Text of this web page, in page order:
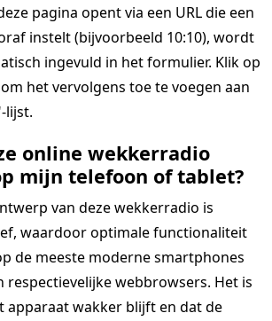
pagina opent via een URL die een
instelt (bijvoorbeeld 10:10), wordt
ingevuld in het formulier. Klik op
het vervolgens toe te voegen aan
lijst.
online wekkerradio
mijn telefoon of tablet?
van deze wekkerradio is
waardoor optimale functionaliteit
de meeste moderne smartphones
respectievelijke webbrowsers. Het is
apparaat wakker blijft en dat de